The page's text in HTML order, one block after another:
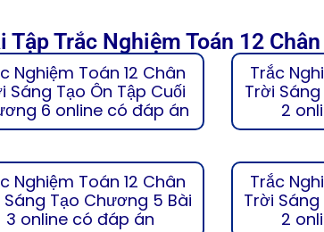
Tập Trắc Nghiệm Toán 12
Nghiệm Toán 12 Chân
Sáng Tạo Ôn Tập Cuối
6 online có đáp án
Trắc
Trời
2
Nghiệm Toán 12 Chân
Sáng Tạo Chương 5 Bài
3 online có đáp án
Trắc
Trời
2